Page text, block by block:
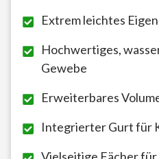
Extrem leichtes
Hochwertiges,
Gewebe
Erweiterbares
Integrierter Gurt für